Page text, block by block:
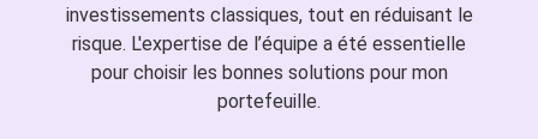
investissements classiques, tout en réduisant le
risque. L'expertise de l’équipe a été essentielle
pour choisir les bonnes solutions pour mon
portefeuille.